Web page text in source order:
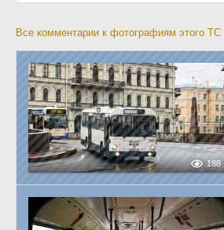
Все комментарии к фотографиям этого ТС
188